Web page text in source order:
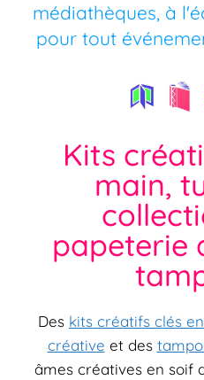
médiathèques, à
pour tout
Kits
main,
papeterie
Des kits créatifs clés
créative et des
âmes créatives en soif